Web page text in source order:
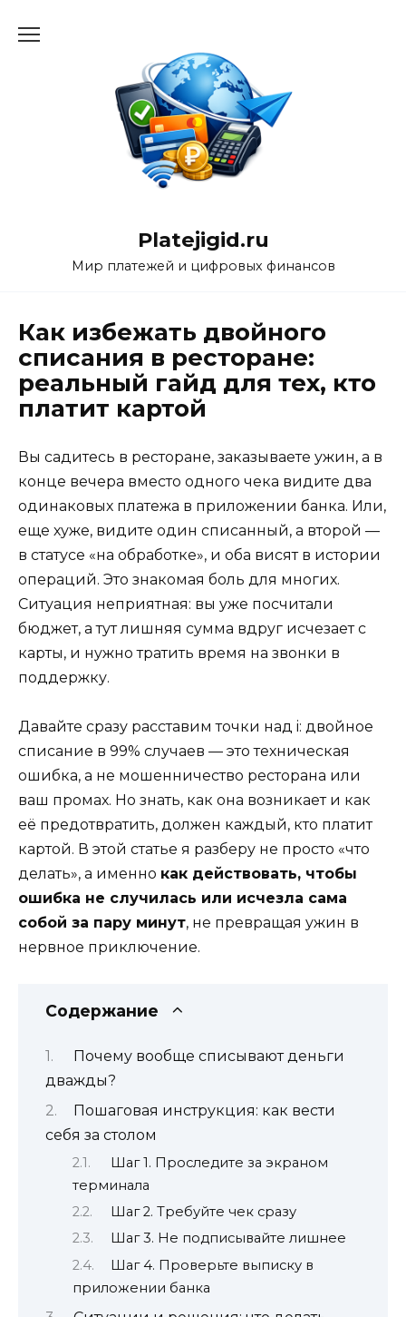
Platejigid.ru
Мир платежей и цифровых финансов
Как избежать двойного
списания в ресторане:
реальный гайд для тех, кто
платит картой
Вы садитесь в ресторане, заказываете ужин, а в
конце вечера вместо одного чека видите два
одинаковых платежа в приложении банка. Или,
еще хуже, видите один списанный, а второй —
в статусе «на обработке», и оба висят в истории
операций. Это знакомая боль для многих.
Ситуация неприятная: вы уже посчитали
бюджет, а тут лишняя сумма вдруг исчезает с
карты, и нужно тратить время на звонки в
поддержку.
Давайте сразу расставим точки над i: двойное
списание в 99% случаев — это техническая
ошибка, а не мошенничество ресторана или
ваш промах. Но знать, как она возникает и как
её предотвратить, должен каждый, кто платит
картой. В этой статье я разберу не просто «что
делать», а именно как действовать, чтобы
ошибка не случилась или исчезла сама
собой за пару минут, не превращая ужин в
нервное приключение.
Содержание
Почему вообще списывают деньги
дважды?
Пошаговая инструкция: как вести
себя за столом
Шаг 1. Проследите за экраном
терминала
Шаг 2. Требуйте чек сразу
Шаг 3. Не подписывайте лишнее
Шаг 4. Проверьте выписку в
приложении банка